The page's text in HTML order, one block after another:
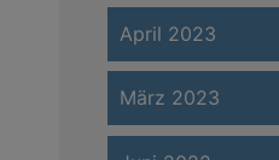
April 2023
März 2023